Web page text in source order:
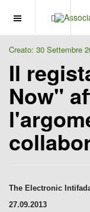
OFF CANVAS
Creato: 30 Settembre
Il
Now"
The Electronic
27.09.2013